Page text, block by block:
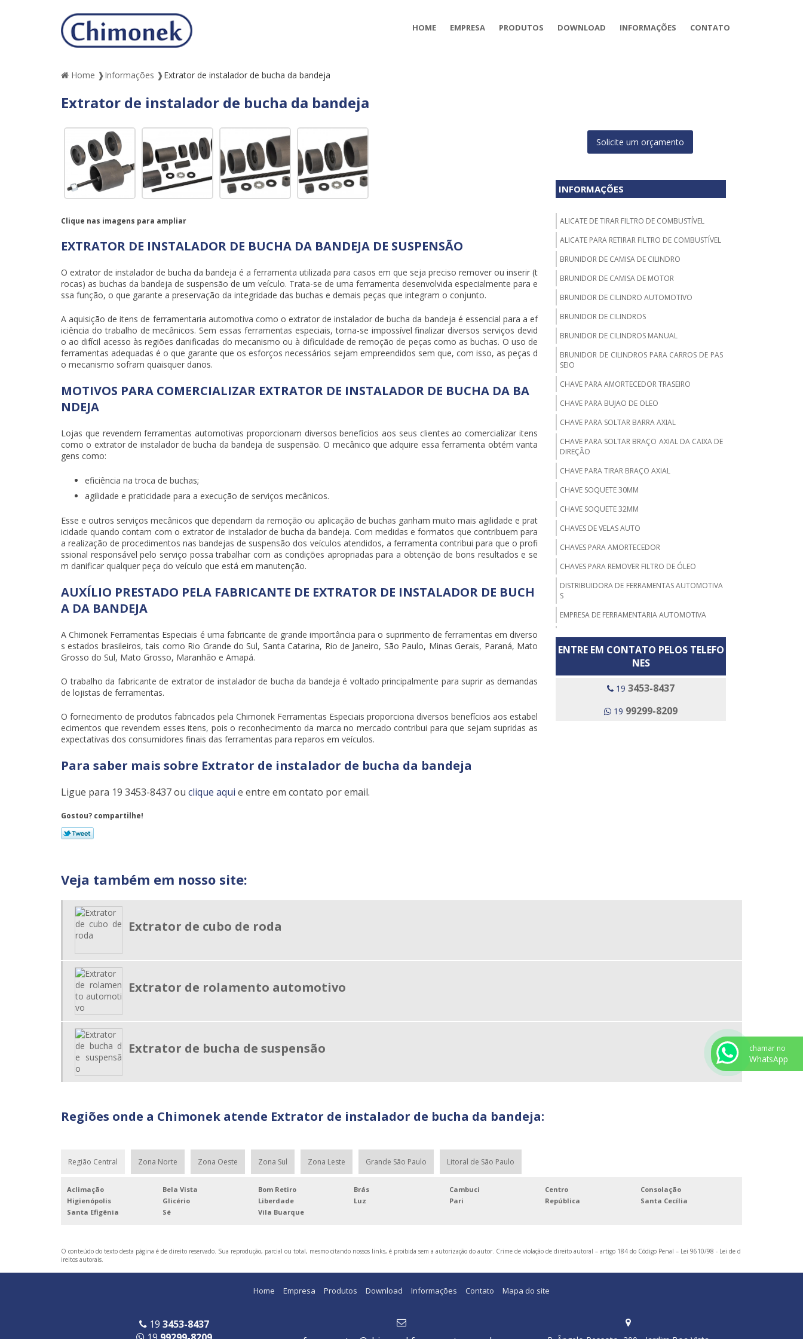
HOME EMPRESA PRODUTOS DOWNLOAD INFORMAÇÕES CONTATO
Home ❱Informações ❱Extrator de instalador de bucha da bandeja
Extrator de instalador de bucha da bandeja
Clique nas imagens para ampliar
EXTRATOR DE INSTALADOR DE BUCHA DA BANDEJA DE SUSPENSÃO
O extrator de instalador de bucha da bandeja é a ferramenta utilizada para casos em que seja preciso remover ou inserir (t
rocas) as buchas da bandeja de suspensão de um veículo. Trata-se de uma ferramenta desenvolvida especialmente para e
ssa função, o que garante a preservação da integridade das buchas e demais peças que integram o conjunto.
A aquisição de itens de ferramentaria automotiva como o extrator de instalador de bucha da bandeja é essencial para a ef
iciência do trabalho de mecânicos. Sem essas ferramentas especiais, torna-se impossível finalizar diversos serviços devid
o ao difícil acesso às regiões danificadas do mecanismo ou à dificuldade de remoção de peças como as buchas. O uso de
ferramentas adequadas é o que garante que os esforços necessários sejam empreendidos sem que, com isso, as peças d
o mecanismo sofram quaisquer danos.
MOTIVOS PARA COMERCIALIZAR EXTRATOR DE INSTALADOR DE BUCHA DA BA
NDEJA
Lojas que revendem ferramentas automotivas proporcionam diversos benefícios aos seus clientes ao comercializar itens
como o extrator de instalador de bucha da bandeja de suspensão. O mecânico que adquire essa ferramenta obtém vanta
gens como:
eficiência na troca de buchas;
agilidade e praticidade para a execução de serviços mecânicos.
Esse e outros serviços mecânicos que dependam da remoção ou aplicação de buchas ganham muito mais agilidade e prat
icidade quando contam com oextrator de instalador de bucha da bandeja. Com medidas e formatos que contribuem para
a realização de procedimentos nas bandejas de suspensão dos veículos atendidos, a ferramenta contribui para que o profi
ssional responsável pelo serviço possa trabalhar com as condições apropriadas para a obtenção de bons resultados e se
m danificar qualquer peça do veículo que está em manutenção.
AUXÍLIO PRESTADO PELA FABRICANTE DE EXTRATOR DE INSTALADOR DE BUCH
A DA BANDEJA
A Chimonek Ferramentas Especiais é uma fabricante de grande importância para o suprimento de ferramentas em diverso
s estados brasileiros, tais como Rio Grande do Sul, Santa Catarina, Rio de Janeiro, São Paulo, Minas Gerais, Paraná, Mato
Grosso do Sul, Mato Grosso, Maranhão e Amapá.
O trabalho da fabricante de extrator de instalador de bucha da bandeja é voltado principalmente para suprir as demandas
de lojistas de ferramentas.
O fornecimento de produtos fabricados pela Chimonek Ferramentas Especiais proporciona diversos benefícios aos estabel
ecimentos que revendem esses itens, pois o reconhecimento da marca no mercado contribui para que sejam supridas as
expectativas dos consumidores finais das ferramentas para reparos em veículos.
Para saber mais sobre Extrator de instalador de bucha da bandeja
Ligue para 19 3453-8437ou clique aqui e entre em contato por email.
Gostou? compartilhe!
Solicite um orçamento
INFORMAÇÕES
ALICATE DE TIRAR FILTRO DE COMBUSTÍVEL
ALICATE PARA RETIRAR FILTRO DE COMBUSTÍVEL
BRUNIDOR DE CAMISA DE CILINDRO
BRUNIDOR DE CAMISA DE MOTOR
BRUNIDOR DE CILINDRO AUTOMOTIVO
BRUNIDOR DE CILINDROS
BRUNIDOR DE CILINDROS MANUAL
BRUNIDOR DE CILINDROS PARA CARROS DE PAS
SEIO
CHAVE PARA AMORTECEDOR TRASEIRO
CHAVE PARA BUJAO DE OLEO
CHAVE PARA SOLTAR BARRA AXIAL
CHAVE PARA SOLTAR BRAÇO AXIAL DA CAIXA DE
DIREÇÃO
CHAVE PARA TIRAR BRAÇO AXIAL
CHAVE SOQUETE 30MM
CHAVE SOQUETE 32MM
CHAVES DE VELAS AUTO
CHAVES PARA AMORTECEDOR
CHAVES PARA REMOVER FILTRO DE ÓLEO
DISTRIBUIDORA DE FERRAMENTAS AUTOMOTIVA
S
EMPRESA DE FERRAMENTARIA AUTOMOTIVA
ENCOLHEDOR DE MOLAS PNEUMATICO UNIVERS
ENCOLHEDOR DE MOLAS SUSPENSÃO PARA CHA
VE PNEUMÁTICA
EXTRATOR BRAÇO AXIAL UNIVERSAL
FERRAMENTAS PARA CONSERTO DE VEÍCULOS
SUPORTE DE SUSTENTAÇÃO DO MOTOR
ENTRE EM CONTATO PELOS TELEFO
NES
19 3453-8437
19 99299-8209
Veja também em nosso site:
Extrator de cubo de roda
Extrator de rolamento automotivo
Extrator de bucha de suspensão
Regiões onde a Chimonek atende Extrator de instalador de bucha da bandeja:
Região Central Zona Norte Zona Oeste Zona Sul Zona Leste Grande São Paulo Litoral de São Paulo
Aclimação Bela Vista Bom Retiro Brás Cambuci Centro
Consolação
Higienópolis
Glicério Liberdade Luz Pari República
Santa Cecília
Santa Efigênia
Sé Vila Buarque
O conteúdo do texto desta página é de direito reservado. Sua reprodução, parcial ou total, mesmo citando nossos links, é proibida sem a autorização do autor. Crime de violação de direito autoral – artigo 184 do Código Penal – Lei 9610/98 - Lei de d
ireitos autorais.
Home Empresa Produtos Download Informações Contato Mapa do site
193453-8437
chamar no
WhatsApp